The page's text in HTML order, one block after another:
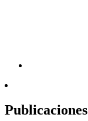
Publicaciones